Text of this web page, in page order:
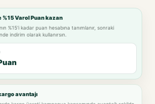
%15 Varol Puan kazan
%15'i kadar puan hesabına tanımlanır, sonraki
indirim olarak kullanırsın.
avantajı